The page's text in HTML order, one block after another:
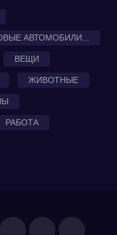
АВТОМОБИЛИ...
ВЕЩИ
ЖИВОТНЫЕ
РАБОТА